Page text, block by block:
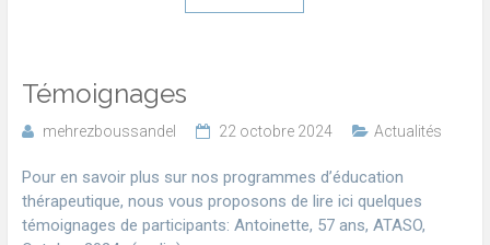
Témoignages
mehrezboussandel 22 octobre 2024 Actualités
Pour en savoir plus sur nos programmes d’éducation
thérapeutique, nous vous proposons de lire ici quelques
témoignages de participants: Antoinette, 57 ans, ATASO,